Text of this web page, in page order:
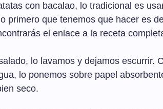
con bacalao, lo tradicional es
primero que tenemos que hacer es
el enlace a la receta
lo lavamos y dejamos escurrir.
lo ponemos sobre papel
seco.